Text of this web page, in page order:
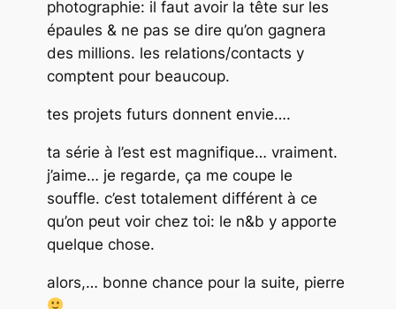
photographie: il faut avoir la tête sur les
épaules & ne pas se dire qu’on gagnera
des millions. les relations/contacts y
comptent pour beaucoup.
tes projets futurs donnent envie….
ta série à l’est est magnifique… vraiment.
j’aime… je regarde, ça me coupe le
souffle. c’est totalement différent à ce
qu’on peut voir chez toi: le n&b y apporte
quelque chose.
alors,… bonne chance pour la suite, pierre